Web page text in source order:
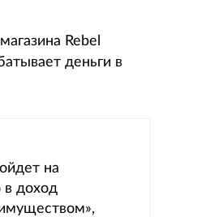
Rebel
деньги в
на
в доход